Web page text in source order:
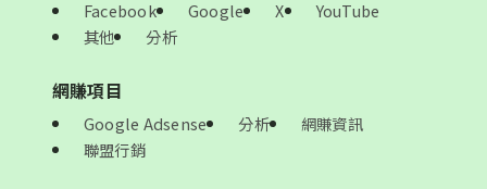
Facebook Google X
YouTube
其他
分析
網賺項目
Google Adsense 分析
網賺資訊
聯盟行銷